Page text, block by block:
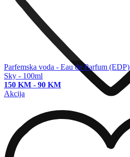
Parfemska voda - Eau de Parfum (EDP)
Sky - 100ml
150 KM - 90 KM
Akcija